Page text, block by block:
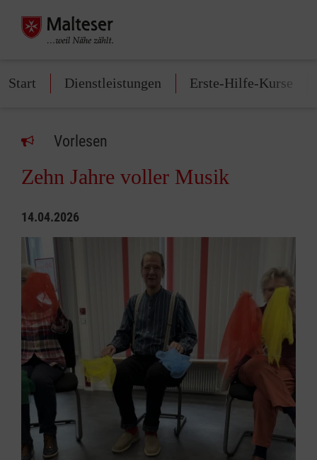
Start Dienstleistungen Erste-Hilfe-Kurse
Vorlesen
Zehn Jahre voller Musik
14.04.2026